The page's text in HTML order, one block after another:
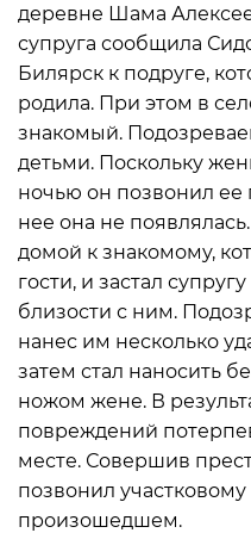
деревне Шама
супруга сообщила
Билярск к подруге,
родила. При этом в
знакомый.
детьми. Поскольку
ночью он позвонил ее
нее она не
домой к знакомому,
гости, и застал
близости с ним.
нанес им несколько
затем стал наносить
ножом жене. В
повреждений
месте. Совершив
позвонил
произошедшем.